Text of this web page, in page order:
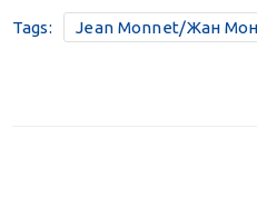
Tags: Jean Monnet/Жан